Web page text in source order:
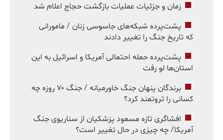
زمان و جزئیات عملیات بازگشت حجاج اعلام شد
پشت‌پرده شبکه‌های جاسوسی زنان / مامورانی
که تاریخ جنگ را تغییر دادند
پشت‌پرده حمله احتمالی آمریکا و اسرائیل به این
استان‌ها لو رفت
برندگان پنهان جنگ خاورمیانه / جنگ ۷۰ روزه چه
کسانی را ثروتمند کرد؟
افشاگری تازه مسعود پزشکیان از سناریوی جنگ
آمریکا/ چه چیزی در حال تغییر است؟